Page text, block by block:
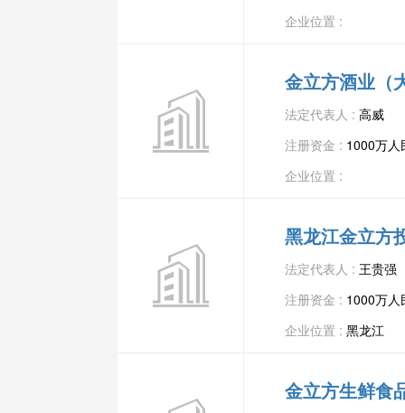
企业位置 :
金立方酒业（
法定代表人 : 高威
注册资金 : 1000万人
企业位置 :
黑龙江金立方
法定代表人 : 王贵强
注册资金 : 1000万人
企业位置 : 黑龙江
金立方生鲜食